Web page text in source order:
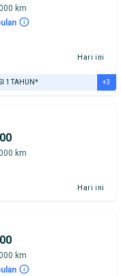
km
Hari ini
1 TAHUN* +3
km
Hari ini
km